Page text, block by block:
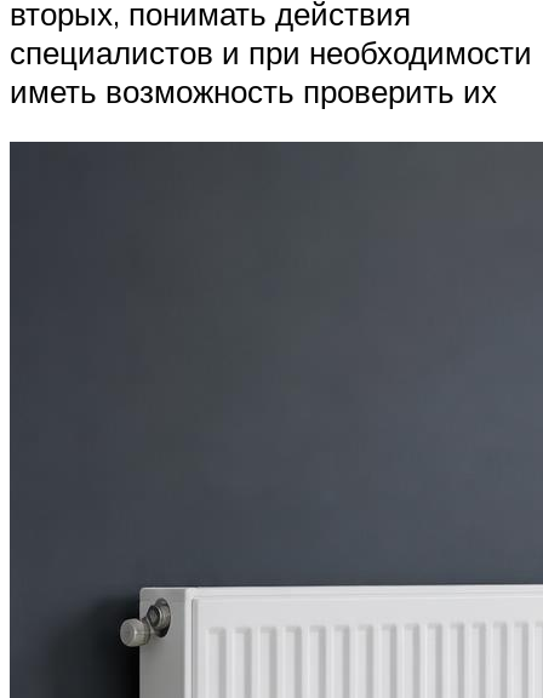
вторых, понимать действия
специалистов и при необходимости
иметь возможность проверить их